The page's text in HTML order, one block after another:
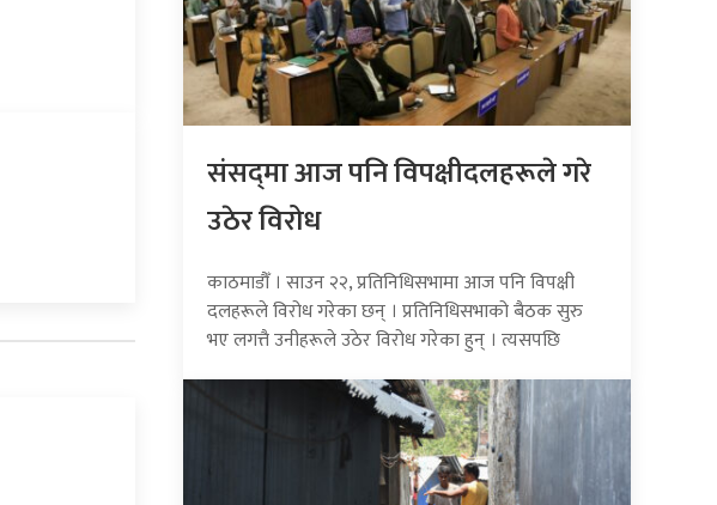
संसद्‍मा आज पनि विपक्षीदलहरूले गरे
उठेर विरोध
काठमाडौँ । साउन २२, प्रतिनिधिसभामा आज पनि विपक्षी
दलहरूले विरोध गरेका छन् । प्रतिनिधिसभाको बैठक सुरु
भए लगत्तै उनीहरूले उठेर विरोध गरेका हुन् । त्यसपछि